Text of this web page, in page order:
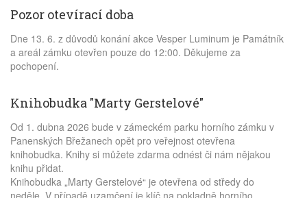
Pozor otevírací doba
Dne 13. 6. z důvodů konání akce Vesper Luminum je Památník
a areál zámku otevřen pouze do 12:00. Děkujeme za
pochopení.
Knihobudka "Marty Gerstelové"
Od 1. dubna 2026 bude v zámeckém parku horního zámku v
Panenských Břežanech opět pro veřejnost otevřena
knihobudka. Knihy si můžete zdarma odnést či nám nějakou
knihu přidat.
Knihobudka „Marty Gerstelové“ je otevřena od středy do
neděle. V případě uzamčení je klíč na pokladně horního